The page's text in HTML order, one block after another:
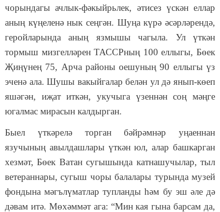
чорындагы ачлык-фәкыйрьлек, әтисез үскән еллар
аның күңеленә нык сеңгән. Шуңа күрә әсәрләрендә,
геройларында аның язмышы чагыла. Ул үткән
тормыш мизгелләрен ТАССРның 100 еллыгы, Бөек
Җиңүнең 75, Арча районы оешуның 90 еллыгы үз
эченә ала. Шушы вакыйгалар белән ул дә янып-көеп
яшәгән, иҗат иткән, укучыга үзеннән соң мәңге
югалмас мирасын калдырган.
Быел үткәрелә торган бәйрәмнәр уңаеннан
язучының авылдашлары үткән юл, алар башкарган
хезмәт, Бөек Ватан сугышында катнашучылар, тыл
ветераннары, сугыш чоры балалары турында музей
фондына мәгълүматлар тупланды һәм бу эш әле дә
дәвам итә. Мөхәммәт ага: “Мин кая гына барсам да,